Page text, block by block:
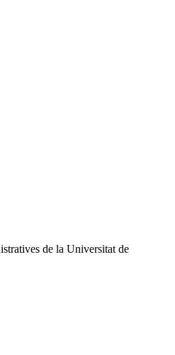
de la Universitat de